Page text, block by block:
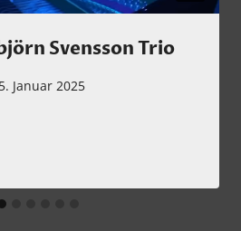
Svensson Trio
Januar 2025